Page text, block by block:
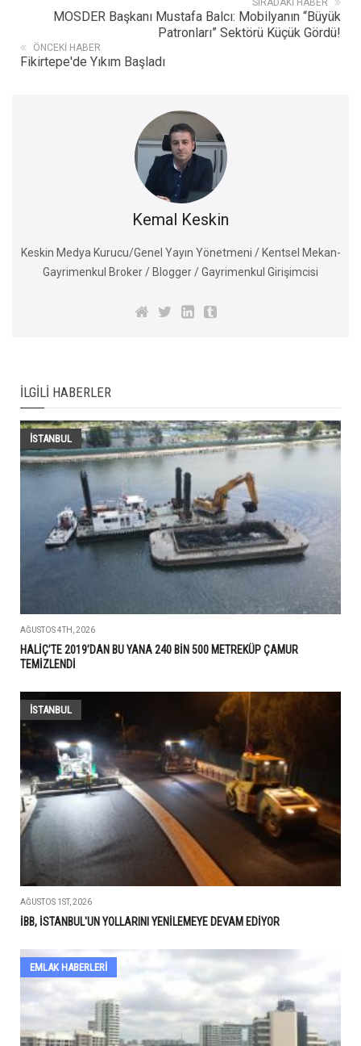
SIRADAKI HABER
MOSDER Başkanı Mustafa Balcı: Mobilyanın “Büyük
Patronları” Sektörü Küçük Gördü!
ÖNCEKI HABER
Fikirtepe'de Yıkım Başladı
Kemal Keskin
Keskin Medya Kurucu/Genel Yayın Yönetmeni / Kentsel Mekan-
Gayrimenkul Broker / Blogger / Gayrimenkul Girişimcisi
İLGILI HABERLER
İSTANBUL
AĞUSTOS 4TH, 2026
HALİÇ’TE 2019’DAN BU YANA 240 BİN 500 METREKÜP ÇAMUR
TEMİZLENDİ
İSTANBUL
AĞUSTOS 1ST, 2026
İBB, İSTANBUL'UN YOLLARINI YENİLEMEYE DEVAM EDİYOR
EMLAK HABERLERI